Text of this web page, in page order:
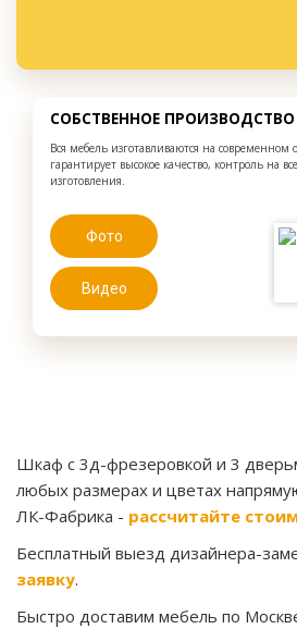
СОБСТВЕННОЕ
Вся мебель изготавливаются на современном
гарантирует высокое качество, контроль на
изготовления.
Фото
Видео
Шкаф с 3д-фрезеровкой и 3
любых размерах и цветах
ЛК-Фабрика - рассчитайте
Бесплатный выезд дизайнера-
заявку.
Быстро доставим мебель по